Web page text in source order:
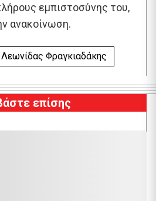
εμπιστοσύνης του,
ανακοίνωση.
Λεωνίδας Φραγκιαδάκης
επίσης